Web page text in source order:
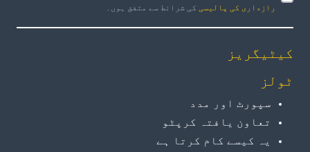
رازداری کی پالیسی
کی شرائط سے متفق ہوں۔
کیٹیگریز
ٹولز
سپورٹ اور مدد
تعاون یافتہ کرپٹو
یہ کیسے کام کرتا ہے